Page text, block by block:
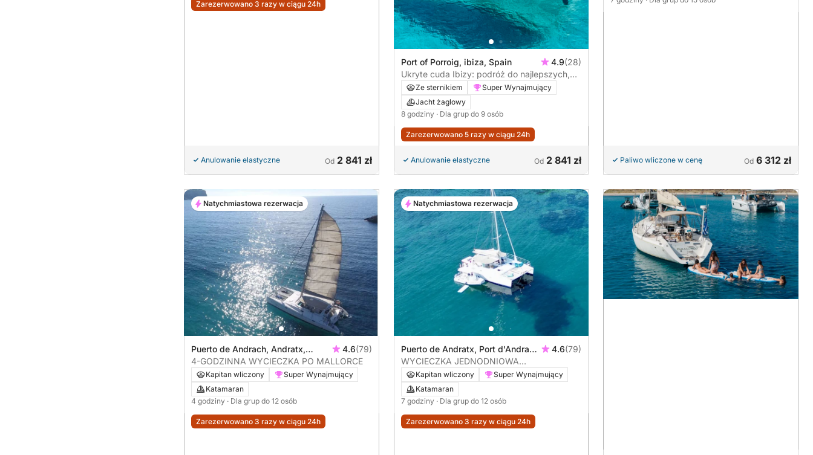
Zarezerwowano 3 razy w ciągu 24h
Anulowanie elastyczne Od 2 841 zł
Port of Porroig, ibiza, Spain 4.9(28)
Ukryte cuda Ibizy: podróż do najlepszych,
sekretnych miejsc
Ze sternikiem
Super Wynajmujący
Jacht żaglowy
8 godziny · Dla grup do 9 osób
Zarezerwowano 5 razy w ciągu 24h
Anulowanie elastyczne Od 2 841 zł Paliwo wliczone w cenę Od 6 312 zł
Puerto de Andrach, Andratx,
Hiszpania
4.6(79)
4-GODZINNA WYCIECZKA PO MALLORCE
Kapitan wliczony
Super Wynajmujący
Katamaran
4 godziny · Dla grup do 12 osób
Zarezerwowano 3 razy w ciągu 24h
Natychmiastowa rezerwacja
Puerto de Andratx, Port d'Andratx,
Hiszpania
4.6(79)
WYCIECZKA JEDNODNIOWA
KATAMARANEM NA MAJORCE
Kapitan wliczony
Super Wynajmujący
Katamaran
7 godziny · Dla grup do 12 osób
Zarezerwowano 3 razy w ciągu 24h
Natychmiastowa rezerwacja